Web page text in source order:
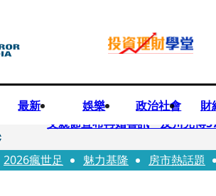
最新 娛樂 政治社會 財
快訊
父親節宣布再婚喜訊 及川光博
快訊
改姓斷開阿湯哥！20歲舒莉首
2026瘋世足 魅力基隆 房市熱話題